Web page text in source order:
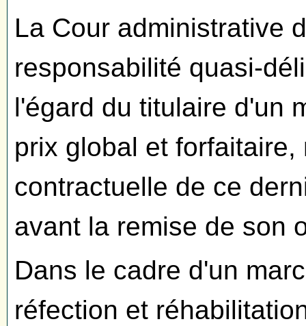
La Cour administrative
responsabilité quasi-
l'égard du titulaire d'un
prix global et
contractuelle de ce
avant la remise de son
Dans le cadre d'un
réfection et